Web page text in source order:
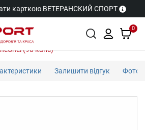
карткою ВЕТЕРАНСКИЙ СПОРТ
0
(90 капс)
Залишити відгук Фото